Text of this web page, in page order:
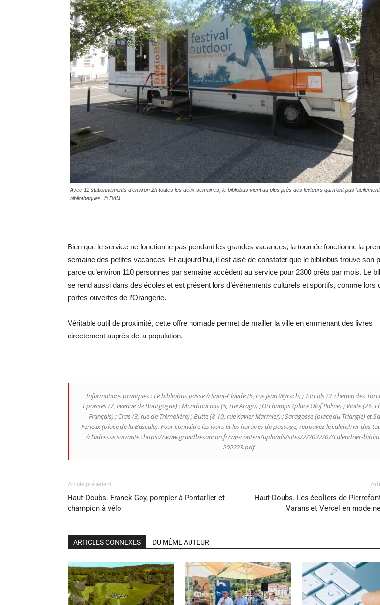
Avec 11 stationnements d’environ 2h toutes les deux semaines, le bibliobus vient au plus près des lecteurs qui n’ont pas
bibliothèques. © BAM.
Bien que le service ne fonctionne pas pendant les grandes vacances, la tournée fonctionne la
semaine des petites vacances. Et aujourd’hui, il est aisé de constater que le bibliobus trouve son
parce qu’environ 110 personnes par semaine accèdent au service pour 2300 prêts par mois. Le
se rend aussi dans des écoles et est présent lors d’événements culturels et sportifs, comme lors
portes ouvertes de l’Orangerie.
Véritable outil de proximité, cette offre nomade permet de mailler la ville en emmenant des livres
directement auprès de la population.
Informations pratiques : Le bibliobus passe à Saint-Claude (5, rue Jean Wyrsch) ; Torcols (3, chemin des
Époisses (7, avenue de Bourgogne) ; Montboucons (5, rue Arago) ; Orchamps (place Olof Palme) ; Viotte (26,
Français) ; Cras (3, rue de Trémolière) ; Butte (8-10, rue Xavier Marmier) ; Saragosse (place du Triangle) et
Ferjeux (place de la Bascule). Pour connaître les jours et les horaires de passage, retrouvez le calendrier des
à l’adresse suivante : https://www.grandbesancon.fr/wp-content/uploads/sites/2/2022/07/calendrier-
202223.pdf
Article précédent
Haut-Doubs. Franck Goy, pompier à Pontarlier et
champion à vélo
Haut-Doubs. Les écoliers de
Varans et Vercel en mode
ARTICLES CONNEXES DU MÊME AUTEUR